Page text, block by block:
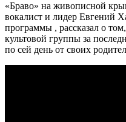
«Браво» на живописной
вокалист и лидер Евгений
программы , рассказал о
культовой группы за
по сей день от своих